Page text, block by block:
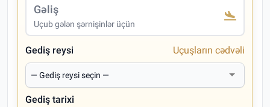
Gəliş
Uçub gələn şərnişinlər üçün
Gediş reysi Uçuşların cədvəli
Gediş tarixi